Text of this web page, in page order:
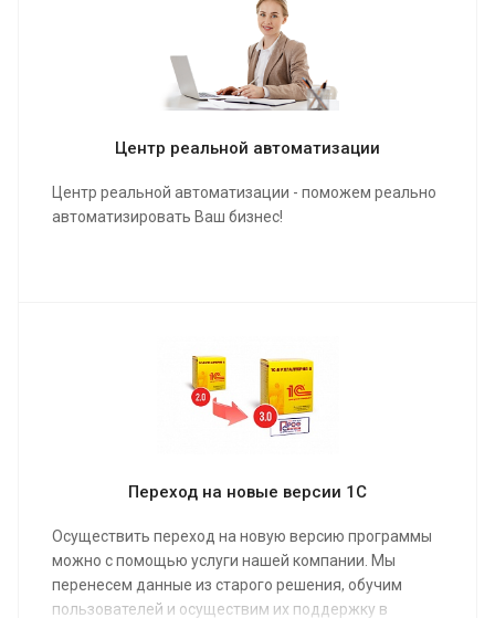
Центр реальной автоматизации
Центр реальной автоматизации - поможем реально
автоматизировать Ваш бизнес!
количество рутинных операций и увеличивает
Узнайте как получить выгоды с помощью технологии
внедрения улучшений процессов, применяемой в
предприятия!Переход на новые версии 1С
Осуществить переход на новую версию программы
можно с помощью услуги нашей компании. Мы
перенесем данные из старого решения, обучим
пользователей и осуществим их поддержку в